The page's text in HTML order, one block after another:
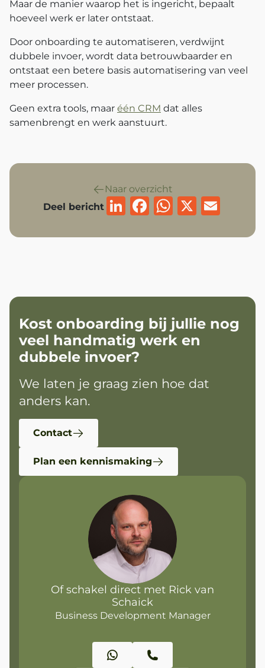
Maar de manier waarop het is ingericht, bepaalt
hoeveel werk er later ontstaat.
Door onboarding te automatiseren, verdwijnt
dubbele invoer, wordt data betrouwbaarder en
ontstaat een betere basis automatisering van veel
meer processen.
Geen extra tools, maar één CRM dat alles
samenbrengt en werk aanstuurt.
Naar overzicht
Deel bericht
LinkedIn
Facebook
X
Kost onboarding bij jullie nog
veel handmatig werk en
dubbele invoer?
We laten je graag zien hoe dat
anders kan.
Contact
Plan een kennismaking
Of schakel direct met Rick van
Schaick
Business Development Manager